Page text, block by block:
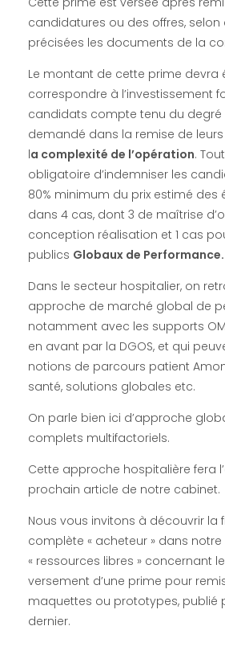
d
a
n
s
u
n
e
c
a
n
d
i
d
a
t
candidatures ou des offres,
précisées les documents de la
Le montant de cette prime devra
correspondre à l’investissement
candidats compte tenu du degré
demandé dans la remise de
la complexité de l’opération.
obligatoire d’indemniser les
80% minimum du prix estimé des
dans 4 cas, dont 3 de maîtrise
conception réalisation et 1 cas
publics Globaux de Performance.
Dans le secteur hospitalier, on
approche de marché global de
notamment avec les supports
en avant par la DGOS, et qui
notions de parcours patient
santé, solutions globales etc.
On parle bien ici d’approche
complets multifactoriels.
Cette approche hospitalière fera
prochain article de notre cabinet.
Nous vous invitons à découvrir la
complète « acheteur » dans notre
« ressources libres » concernant
versement d’une prime pour
maquettes ou prototypes, publié
dernier.